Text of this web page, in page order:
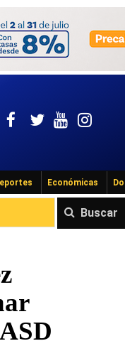
Económicas
Buscar